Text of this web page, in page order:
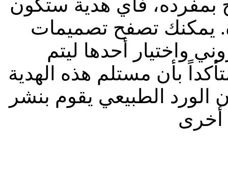
بمفرده، فأي هدية ستكون
يمكنك تصفح تصميمات
واختيار أحدها ليتم
بأن مستلم هذه الهدية
الطبيعي يقوم بنشر